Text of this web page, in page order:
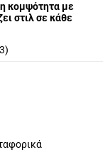
κομψότητα με
στιλ σε κάθε